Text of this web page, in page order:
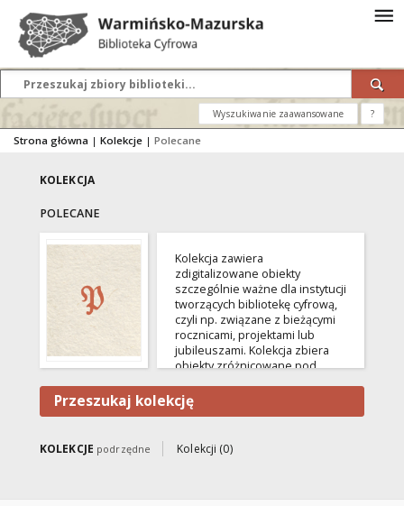
Wyszukiwanie zaawansowane ?
Strona główna | Kolekcje | Polecane
KOLEKCJA
POLECANE
Kolekcja zawiera
zdigitalizowane obiekty
szczególnie ważne dla instytucji
tworzących bibliotekę cyfrową,
czyli np. związane z bieżącymi
rocznicami, projektami lub
jubileuszami. Kolekcja zbiera
obiekty zróżnicowane pod
czasopisma, jak i książki,
ikonografię, dokumenty życia
wirtualne. Większość obiektów
w kolekcji ma charakter
Przeszukaj kolekcję
KOLEKCJE podrzędne Kolekcji (0)